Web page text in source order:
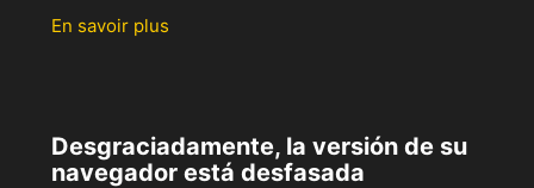
En savoir plus
Desgraciadamente, la versión de su
navegador está desfasada